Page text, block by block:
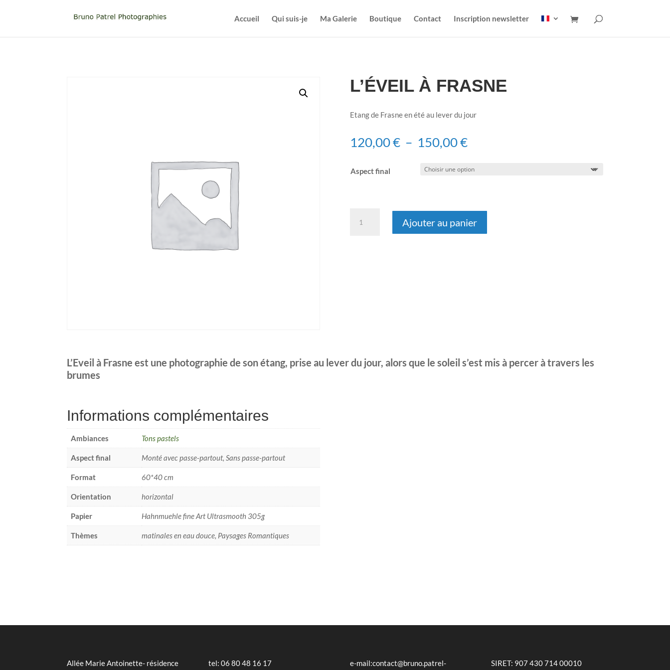
Accueil Qui suis-je Ma Galerie Boutique Contact Inscription newsletter
L’ÉVEIL À FRASNE
Etang de Frasne en été au lever du jour
120,00€ – 150,00€Plage
prix :
Aspect final
Ajouter au panier
L’Eveil à Frasne est une photographie de son étang, prise au lever du jour, alors que le soleil s’est mis à percer à travers les
brumes
Informations complémentaires
Ambiances Tons pastels
Aspect final Monté avec passe-partout, Sans passe-partout
Format 60*40 cm
Orientation horizontal
Papier Hahnmuehle fine Art Ultrasmooth 305g
Thèmes matinales en eau douce, Paysages Romantiques
Allée Marie Antoinette- résidence tel: 06 80 48 16 17 e-mail:contact@bruno.patrel- SIRET: 907 430 714 00010